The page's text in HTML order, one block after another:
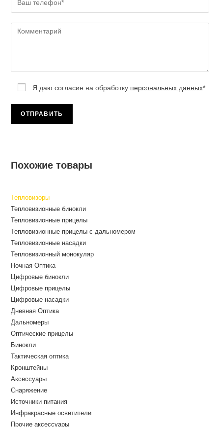
Я даю согласие на обработку персональных данных*
Похожие товары
Тепловизоры
Тепловизионные бинокли
Тепловизионные прицелы
Тепловизионные прицелы с дальномером
Тепловизионные насадки
Тепловизионный монокуляр
Ночная Оптика
Цифровые бинокли
Цифровые прицелы
Цифровые насадки
Дневная Оптика
Дальномеры
Оптические прицелы
Бинокли
Тактическая оптика
Кронштейны
Аксессуары
Снаряжение
Источники питания
Инфракрасные осветители
Прочие аксессуары